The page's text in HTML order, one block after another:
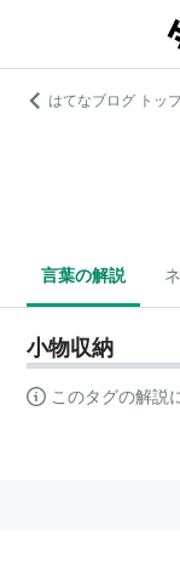
はてなブログ トッ
言葉の解説
小物収納
このタグの解説